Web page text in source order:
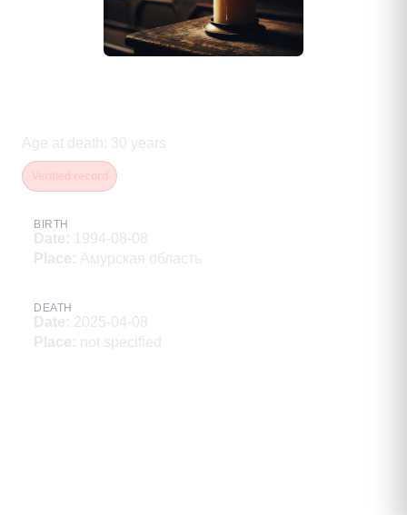
Age at death : 30 years
BIRTH
Date: 1994-08-08
Place: Амурская область
DEATH
Date: 2025-04-08
Place: not specified